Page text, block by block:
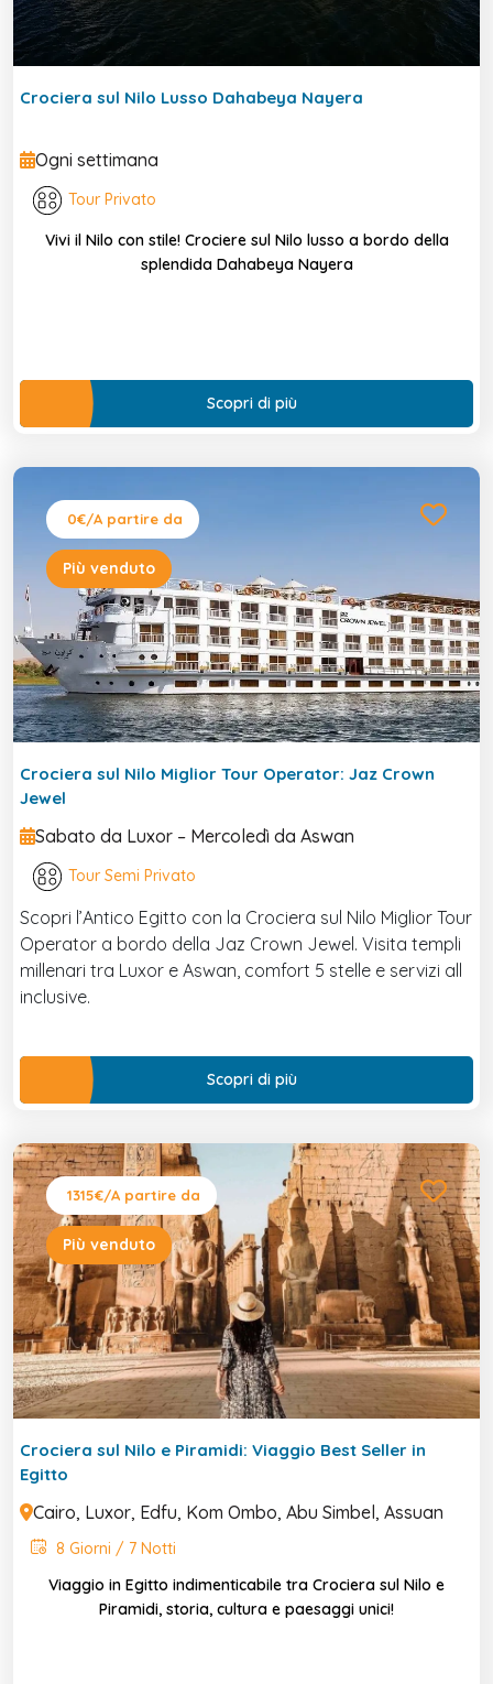
Crociera sul Nilo Lusso Dahabeya Nayera
Ogni settimana
Tour Privato
Vivi il Nilo con stile! Crociere sul Nilo lusso a bordo della
splendida Dahabeya Nayera
Scopri di più
0€/A partire da
Più venduto
Crociera sul Nilo Miglior Tour Operator: Jaz Crown
Jewel
Sabato da Luxor – Mercoledì da Aswan
Tour Semi Privato
Scopri l’Antico Egitto con la Crociera sul Nilo Miglior Tour
Operator a bordo della Jaz Crown Jewel. Visita templi
millenari tra Luxor e Aswan, comfort 5 stelle e servizi all
inclusive.
Scopri di più
1315€/A partire da
Più venduto
Crociera sul Nilo e Piramidi: Viaggio Best Seller in
Egitto
Cairo, Luxor, Edfu, Kom Ombo, Abu Simbel, Assuan
8 Giorni / 7 Notti
Viaggio in Egitto indimenticabile tra Crociera sul Nilo e
Piramidi, storia, cultura e paesaggi unici!